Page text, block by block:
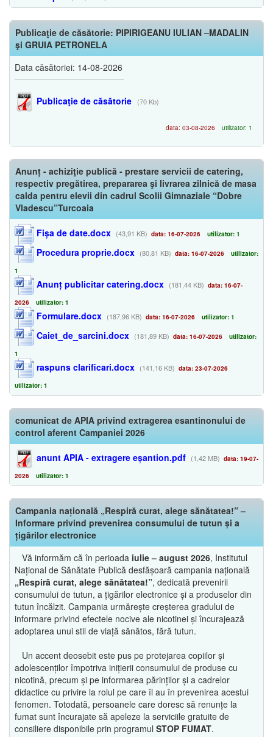
Publicaţie de căsătorie: PIPIRIGEANU IULIAN –MADALIN
şi GRUIA PETRONELA
Data căsătoriei: 14-08-2026
Publicaţie de căsătorie (70 Kb)
data: 03-08-2026 utilizator: 1
Anunț - achiziţie publică - prestare servicii de catering,
respectiv pregătirea, prepararea şi livrarea zilnică de masa
calda pentru elevii din cadrul Scolii Gimnaziale “Dobre
Vladescu”Turcoaia
Fișa de date.docx (43,91 KB) data: 16-07-2026 utilizator: 1
Procedura proprie.docx (80,81 KB) data: 16-07-2026 utilizator:
1
Anunț publicitar catering.docx (181,44 KB) data: 16-07-
2026 utilizator: 1
Formulare.docx (187,96 KB) data: 16-07-2026 utilizator: 1
Caiet_de_sarcini.docx (181,89 KB) data: 16-07-2026 utilizator:
1
raspuns clarificari.docx (141,16 KB) data: 23-07-2026
utilizator: 1
comunicat de APIA privind extragerea esantinonului de
control aferent Campaniei 2026
anunt APIA - extragere eșantion.pdf (1,42 MB) data: 19-07-
2026 utilizator: 1
Campania națională „Respiră curat, alege sănătatea!” –
Informare privind prevenirea consumului de tutun și a
țigărilor electronice
Vă informăm că în perioada iulie – august 2026, Institutul
Național de Sănătate Publică desfășoară campania națională
„Respiră curat, alege sănătatea!”, dedicată prevenirii
consumului de tutun, a țigărilor electronice și a produselor din
tutun încălzit. Campania urmărește creșterea gradului de
informare privind efectele nocive ale nicotinei și încurajează
adoptarea unui stil de viață sănătos, fără tutun.
Un accent deosebit este pus pe protejarea copiilor și
adolescenților împotriva inițierii consumului de produse cu
nicotină, precum și pe informarea părinților și a cadrelor
didactice cu privire la rolul pe care îl au în prevenirea acestui
fenomen. Totodată, persoanele care doresc să renunțe la
fumat sunt încurajate să apeleze la serviciile gratuite de
consiliere disponibile prin programul STOP FUMAT.